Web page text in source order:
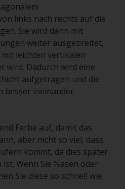
(oder Verunreinigungen
müssen, verwenden
Beginnen Sie mit
Sollte sich das
wechseln Sie auf eine
viel vom Produkt zu
zum Substrat
links nach rechts auf die
Sie wird dann mit
weiter ausgebreitet,
leichten vertikalen
wird. Dadurch wird eine
aufgetragen und die
besser ineinander
Farbe auf, damit das
aber nicht so viel, dass
kommt, da dies später
Wenn Sie Nasen oder
Sie diese so schnell wie